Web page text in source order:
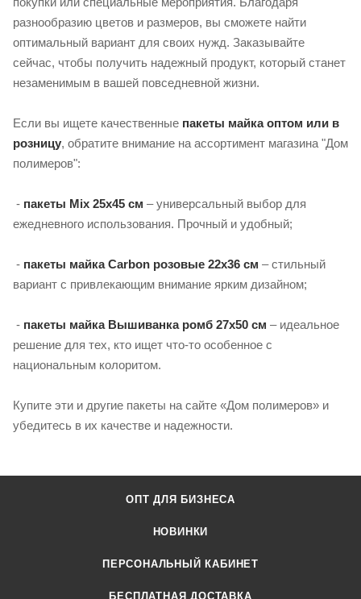
разнообразию цветов и размеров, вы сможете найти
оптимальный вариант для своих нужд. Заказывайте
сейчас, чтобы получить надежный продукт, который станет
незаменимым в вашей повседневной жизни.
Если вы ищете качественные пакеты майка оптом или в
розницу, обратите внимание на ассортимент магазина "Дом
полимеров":
- пакеты Mix 25х45 см – универсальный выбор для
ежедневного использования. Прочный и удобный;
- пакеты майка Carbon розовые 22х36 см – стильный
вариант с привлекающим внимание ярким дизайном;
- пакеты майка Вышиванка ромб 27х50 см – идеальное
решение для тех, кто ищет что-то особенное с
национальным колоритом.
Купите эти и другие пакеты на сайте «Дом полимеров» и
убедитесь в их качестве и надежности.
ОПТ ДЛЯ БИЗНЕСА
НОВИНКИ
ПЕРСОНАЛЬНЫЙ КАБИНЕТ
БЕСПЛАТНАЯ ДОСТАВКА